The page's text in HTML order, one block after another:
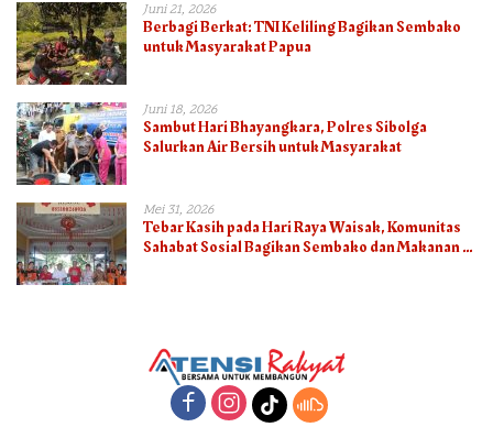
Juni 21, 2026
Berbagi Berkat: TNI Keliling Bagikan Sembako
untuk Masyarakat Papua
Juni 18, 2026
Sambut Hari Bhayangkara, Polres Sibolga
Salurkan Air Bersih untuk Masyarakat
Mei 31, 2026
Tebar Kasih pada Hari Raya Waisak, Komunitas
Sahabat Sosial Bagikan Sembako dan Makanan di